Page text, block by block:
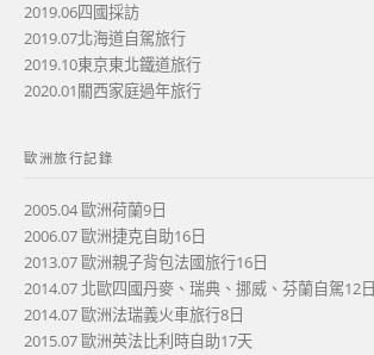
2019.06四國採訪
2019.07北海道自駕旅行
2019.10東京東北鐵道旅行
2020.01關西家庭過年旅行
歐洲旅行記錄
2005.04 歐洲荷蘭9日
2006.07 歐洲捷克自助16日
2013.07 歐洲親子背包法國旅行16日
2014.07 北歐四國丹麥、瑞典、挪威、芬蘭自駕12日
2014.07 歐洲法瑞義火車旅行8日
2015.07 歐洲英法比利時自助17天